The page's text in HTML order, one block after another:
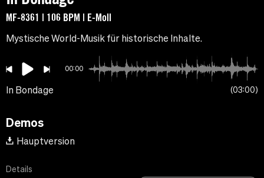
MF-8361 | 106 BPM | E-Moll
Mystische World-Musik für historische Inhalte.
00:00
In Bondage 03:00
Demos
Hauptversion
Details